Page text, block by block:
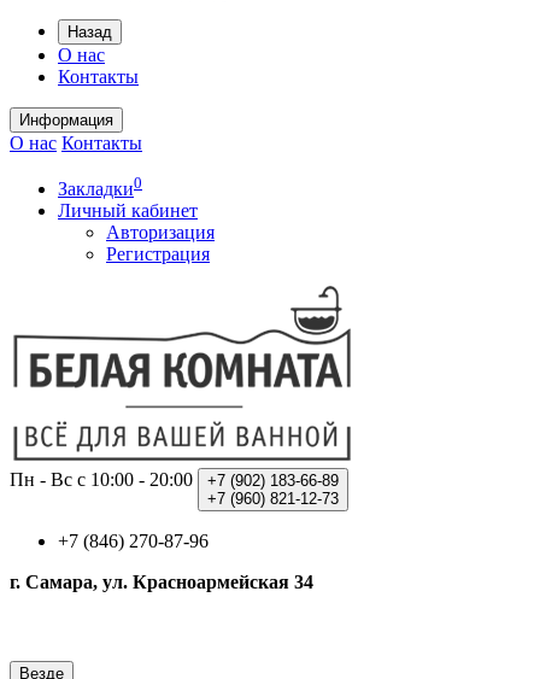
Назад
О нас
Контакты
Информация
О нас Контакты
Закладки0
Личный кабинет
Авторизация
Регистрация
Пн - Вс с 10:00 - 20:00 +7 (902) 183-66-89
+7 (960) 821-12-73
+7 (846) 270-87-96
г. Самара, ул. Красноармейская 34
Везде